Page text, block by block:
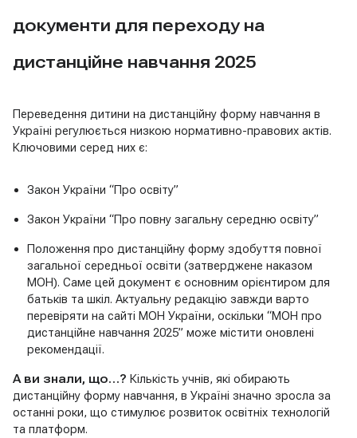
документи для переходу на
дистанційне навчання 2025
Переведення дитини на дистанційну форму навчання в
Україні регулюється низкою нормативно-правових актів.
Ключовими серед них є:
Закон України “Про освіту”
Закон України “Про повну загальну середню освіту”
Положення про дистанційну форму здобуття повної
загальної середньої освіти (затверджене наказом
МОН). Саме цей документ є основним орієнтиром для
батьків та шкіл. Актуальну редакцію завжди варто
перевіряти на сайті МОН України, оскільки “МОН про
дистанційне навчання 2025” може містити оновлені
рекомендації.
А ви знали, що…? Кількість учнів, які обирають
дистанційну форму навчання, в Україні значно зросла за
останні роки, що стимулює розвиток освітніх технологій
та платформ.